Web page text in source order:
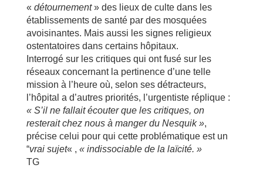
« détournement» des lieux de culte dans les
établissements de santé par des mosquées
avoisinantes. Mais aussi les signes religieux
ostentatoires dans certains hôpitaux.
Interrogé sur les critiques qui ont fusé sur les
réseaux concernant la pertinence d’une telle
mission à l’heure où, selon ses détracteurs,
l’hôpital a d’autres priorités, l’urgentiste réplique :
« S’il ne fallait écouter que les critiques, on
resterait chez nous à manger du Nesquik »,
précise celui pour qui cette problématique est un
“vrai sujet« , « indissociable de la laïcité. »
TG